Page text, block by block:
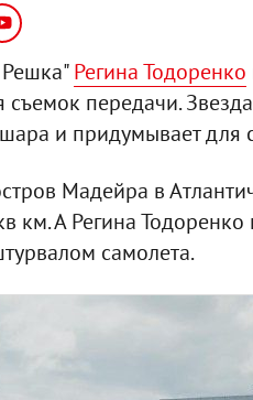
Регина Тодоренко
передачи.
и придумывает
Мадейра в
км. А Регина
самолета.